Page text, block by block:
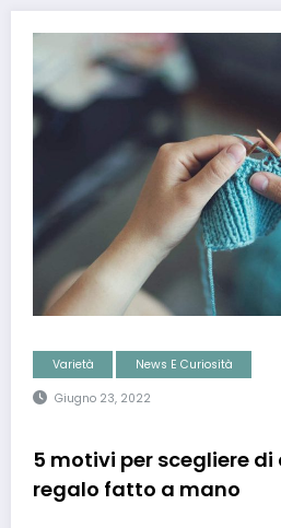
Varietà News E Curiosità
Giugno 23, 2022
5 motivi per scegliere
regalo fatto a mano